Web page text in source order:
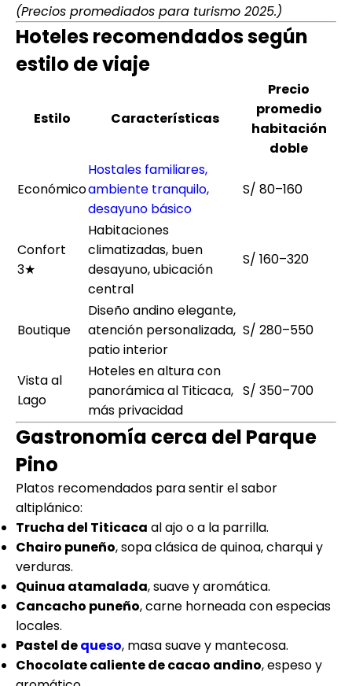
(Precios promediados para turismo 2025.)
Hoteles recomendados según
estilo de viaje
Estilo Características
Precio
promedio
habitación
doble
Económico
Hostales familiares,
ambiente tranquilo,
desayuno básico
S/ 80–160
Confort
3★
Habitaciones
climatizadas, buen
desayuno, ubicación
central
S/ 160–320
Boutique
Diseño andino elegante,
atención personalizada,
patio interior
S/ 280–550
Vista al
Lago
Hoteles en altura con
panorámica al Titicaca,
más privacidad
S/ 350–700
Gastronomía cerca del Parque
Pino
Platos recomendados para sentir el sabor
altiplánico:
Trucha del Titicaca al ajo o a la parrilla.
Chairo puneño, sopa clásica de quinoa, charqui y
verduras.
Quinua atamalada, suave y aromática.
Cancacho puneño, carne horneada con especias
locales.
Pastel dequeso, masa suave y mantecosa.
Chocolate caliente de cacao andino, espeso y